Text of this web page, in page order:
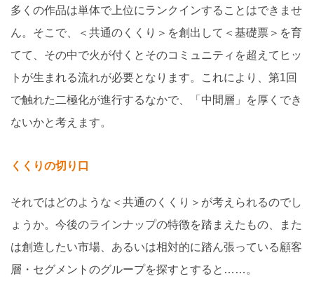
多くの作品は単体で上位にランクインすることはできませ
ん。そこで、＜共通のくくり＞を創出して＜基礎票＞を育
てて、その中で火が付くとそのコミュニティを超えてヒッ
トが生まれる流れが必要となります。これにより、第1回
で触れた二極化が進行するなかで、「中間層」を厚くでき
ないかと考えます。
くくりの切り口
それではどのような＜共通のくくり＞が考えられるのでし
ょうか。今後のラインナップの特徴を踏まえたもの、また
は創造したい市場、あるいは相対的に踏ん張っている顧客
層・セグメントのグループを探すとすると……。